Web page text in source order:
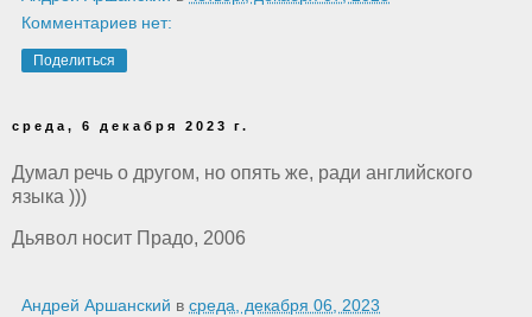
Комментариев нет:
Поделиться
среда, 6 декабря 2023 г.
Думал речь о другом, но опять же, ради английского
языка )))
Дьявол носит Прадо, 2006
Андрей Аршанский в среда, декабря 06, 2023